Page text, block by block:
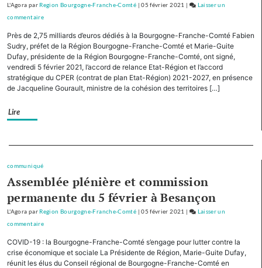
pour
le
tourisme
de
montagne
L'Agora par Region Bourgogne-Franche-Comté |05 février 2021 |
Laisser un
commentaireon
autres
Régions,
la
Bourgogne-
pour
tourisme
de
montagne
Près de 2,75 milliards d’euros dédiés à la Bourgogne-Franche-Comté Fabien
Sudry, préfet de la Région Bourgogne-Franche-Comté et Marie-Guite
Dufay, présidente de la Région Bourgogne-Franche-Comté, ont signé,
vendredi 5 février 2021, l’accord de relance Etat-Région et l’accord
stratégique du CPER (contrat de plan Etat-Région) 2021-2027, en présence
de Jacqueline Gourault, ministre de la cohésion des territoires […]
Lire
communiqué
Assemblée plénière et commission
permanente du 5 février à Besançon
L'Agora par Region Bourgogne-Franche-Comté |05 février 2021 |
Laisser un
commentaireon
autres
COVID-19 : la Bourgogne-Franche-Comté s’engage pour lutter contre la
crise économique et sociale La Présidente de Région, Marie-Guite Dufay,
réunit les élus du Conseil régional de Bourgogne-Franche-Comté en